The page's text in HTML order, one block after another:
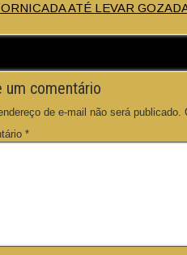
ATÉ LEVAR
um comentário
de e-mail não será publicado.
*